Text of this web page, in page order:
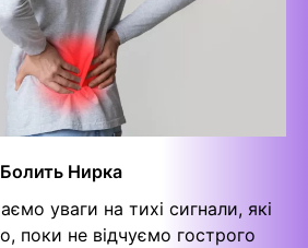
Нирка
уваги на тихі сигнали, які
поки не відчуємо гострого